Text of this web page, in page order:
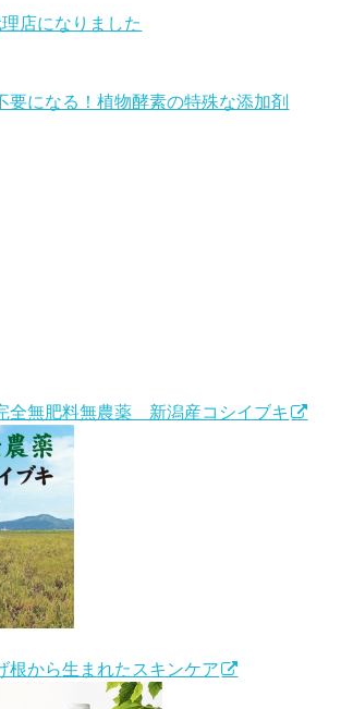
店になりました
要になる！植物酵素の特殊な添加剤
無肥料無農薬 新潟産コシイブキ
から生まれたスキンケア